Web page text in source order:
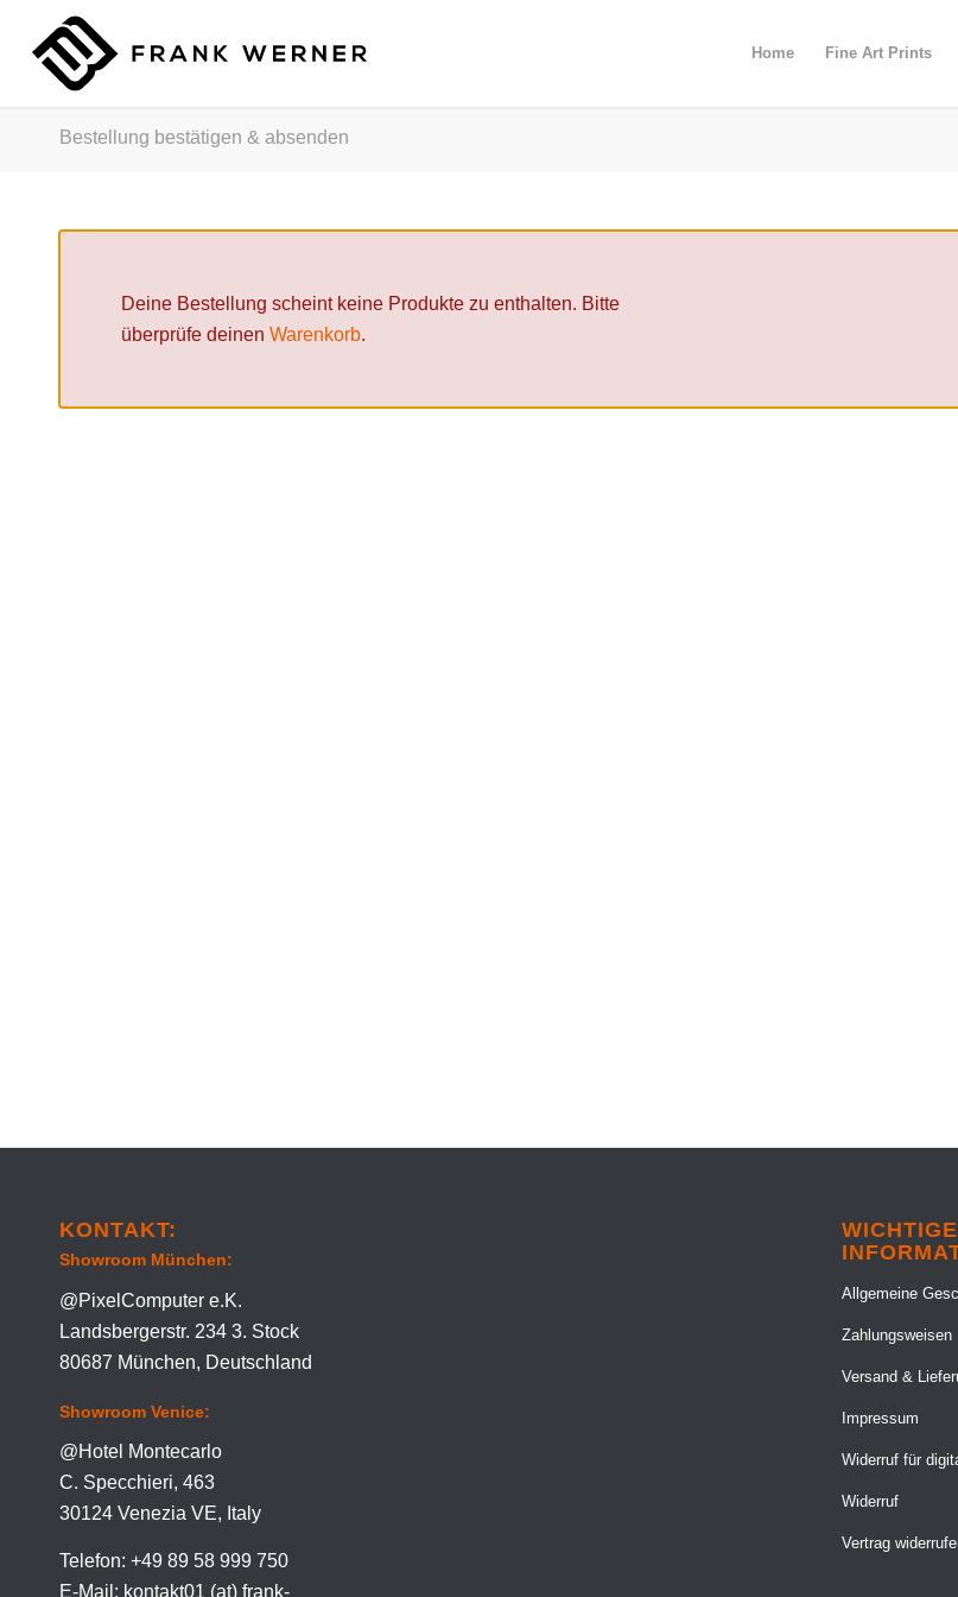
Home Fine Art Prints
Bestellung bestätigen & absenden
Deine Bestellung scheint keine Produkte zu enthalten. Bitte
überprüfe deinen Warenkorb.
KONTAKT:
Showroom München:
@PixelComputer e.K.
Landsbergerstr. 234 3. Stock
80687 München, Deutschland
Showroom Venice:
@Hotel Montecarlo
C. Specchieri, 463
30124 Venezia VE, Italy
Telefon: +49 89 58 999 750
E-Mail: kontakt01 (at) frank-
WICHTIGE
Allgemeine
Zahlungsweisen
Versand &
Impressum
Widerruf für
Widerruf
Vertrag